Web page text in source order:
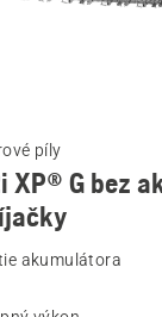
píly
XP® G bez
akumulátora